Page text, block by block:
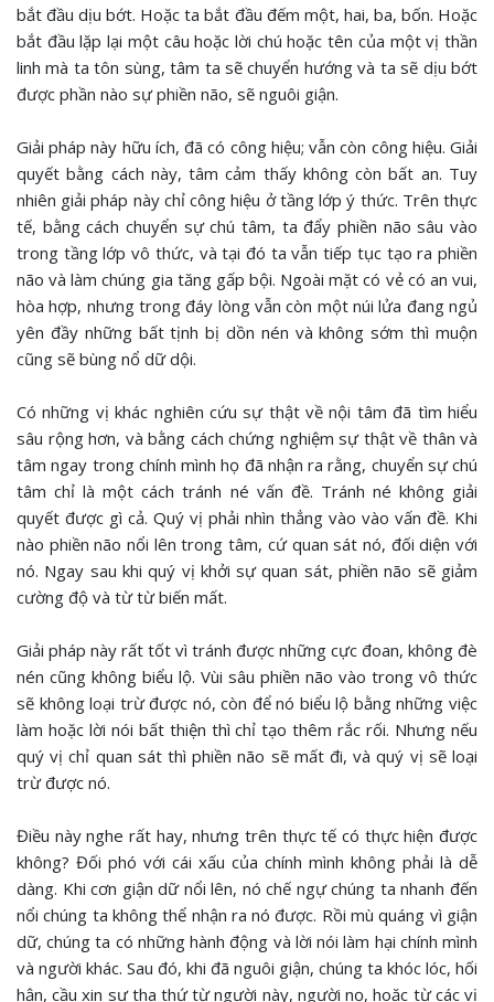
bắt đầu dịu bớt. Hoặc ta bắt đầu đếm một, hai, ba, bốn. Hoặc
bắt đầu lặp lại một câu hoặc lời chú hoặc tên của một vị thần
linh mà ta tôn sùng, tâm ta sẽ chuyển hướng và ta sẽ dịu bớt
được phần nào sự phiền não, sẽ nguôi giận.
Giải pháp này hữu ích, đã có công hiệu; vẫn còn công hiệu. Giải
quyết bằng cách này, tâm cảm thấy không còn bất an. Tuy
nhiên giải pháp này chỉ công hiệu ở tầng lớp ý thức. Trên thực
tế, bằng cách chuyển sự chú tâm, ta đẩy phiền não sâu vào
trong tầng lớp vô thức, và tại đó ta vẫn tiếp tục tạo ra phiền
não và làm chúng gia tăng gấp bội. Ngoài mặt có vẻ có an vui,
hòa hợp, nhưng trong đáy lòng vẫn còn một núi lửa đang ngủ
yên đầy những bất tịnh bị dồn nén và không sớm thì muộn
cũng sẽ bùng nổ dữ dội.
Có những vị khác nghiên cứu sự thật về nội tâm đã tìm hiểu
sâu rộng hơn, và bằng cách chứng nghiệm sự thật về thân và
tâm ngay trong chính mình họ đã nhận ra rằng, chuyển sự chú
tâm chỉ là một cách tránh né vấn đề. Tránh né không giải
quyết được gì cả. Quý vị phải nhìn thẳng vào vào vấn đề. Khi
nào phiền não nổi lên trong tâm, cứ quan sát nó, đối diện với
nó. Ngay sau khi quý vị khởi sự quan sát, phiền não sẽ giảm
cường độ và từ từ biến mất.
Giải pháp này rất tốt vì tránh được những cực đoan, không đè
nén cũng không biểu lộ. Vùi sâu phiền não vào trong vô thức
sẽ không loại trừ được nó, còn để nó biểu lộ bằng những việc
làm hoặc lời nói bất thiện thì chỉ tạo thêm rắc rối. Nhưng nếu
quý vị chỉ quan sát thì phiền não sẽ mất đi, và quý vị sẽ loại
trừ được nó.
Điều này nghe rất hay, nhưng trên thực tế có thực hiện được
không? Đối phó với cái xấu của chính mình không phải là dễ
dàng. Khi cơn giận dữ nổi lên, nó chế ngự chúng ta nhanh đến
nổi chúng ta không thể nhận ra nó được. Rồi mù quáng vì giận
dữ, chúng ta có những hành động và lời nói làm hại chính mình
và người khác. Sau đó, khi đã nguôi giận, chúng ta khóc lóc, hối
hận, cầu xin sự tha thứ từ người này, người nọ, hoặc từ các vị